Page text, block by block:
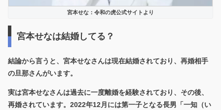
宮本せな：令和の虎公式サイトより
宮本せなは結婚してる？
結論から言うと、 宮本せなさんは現在結婚されており、再婚相手
の旦那さんがいます。
実は宮本せなさんは過去に一度離婚を経験されており、その後、
再婚されています。2022年12月には第一子となる長男「一知（い